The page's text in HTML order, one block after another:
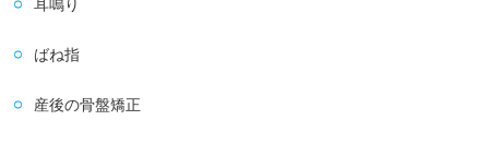
耳鳴り
ばね指
産後の骨盤矯正